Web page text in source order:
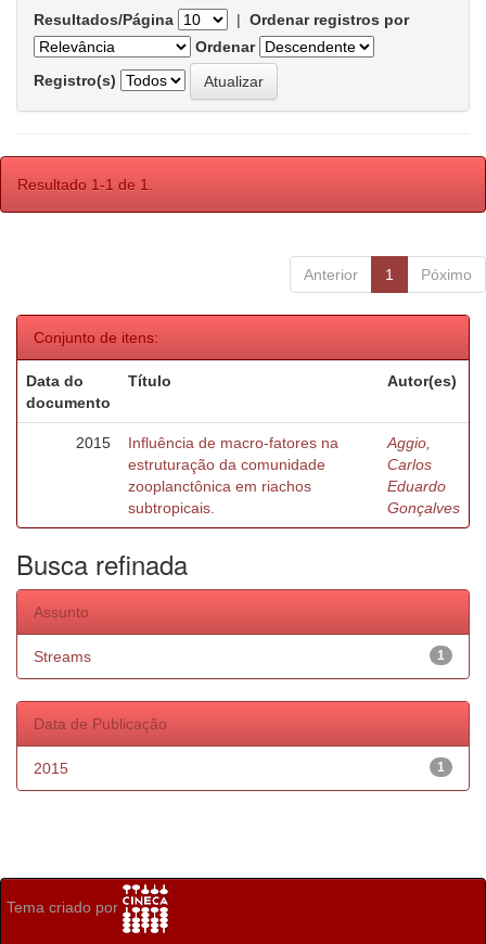
Resultados/Página | Ordenar registros por
Ordenar
Registro(s)
Resultado 1-1 de 1.
Anterior 1 Póximo
Conjunto de itens:
Data do
documento
Título Autor(es)
2015
Influência de macro-fatores na
estruturação da comunidade
zooplanctônica em riachos
subtropicais.
Aggio,
Carlos
Eduardo
Gonçalves
Busca refinada
Assunto
1
Streams
Data de Publicação
1
2015
Tema criado por